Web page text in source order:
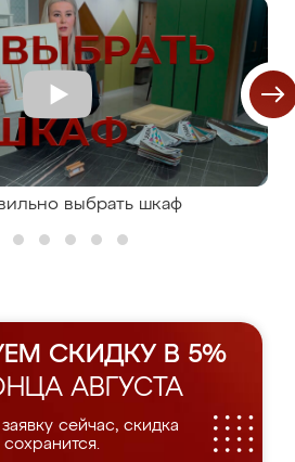
выбрать шкаф
СКИДКУ В 5%
АВГУСТА
сейчас, скидка
сохранится.